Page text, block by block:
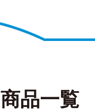
品一覧